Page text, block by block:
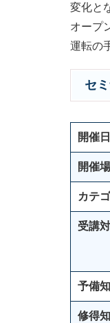
変化と
オープ
運転の
セ
開催
開催
カテ
受講
予備
修得